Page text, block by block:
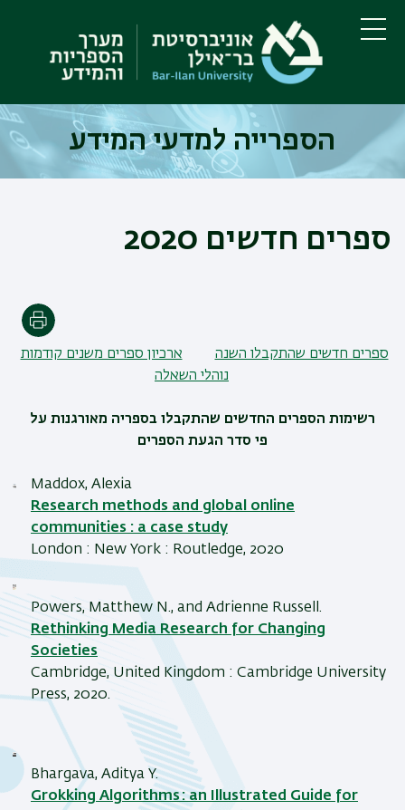
לתוכן
העיקרי
לתפריט
ניווט
ראשי
תפריט
הספרייה למדעי המידע
ספרים חדשים 2020
ספרים חדשים שהתקבלו השנה
ארכיון ספרים משנים קודמות
נוהלי השאלה
רשימות הספרים החדשים שהתקבלו בספריה מאורגנות על
פי סדר הגעת הספרים
Maddox, Alexia
Research methods and global online
communities : a case study
London : New York : Routledge, 2020
Powers, Matthew N., and Adrienne Russell.
Rethinking Media Research for Changing
Societies
Cambridge, United Kingdom : Cambridge University
Press, 2020.
Bhargava, Aditya Y.
Grokking Algorithms : an Illustrated Guide for